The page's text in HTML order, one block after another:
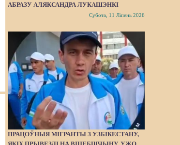
АБРАЗУ АЛЯКСАНДРА ЛУКАШЭНКІ
Субота, 11 Ліпень 2026
ПРАЦОЎНЫЯ МІГРАНТЫ З УЗБІКЕСТАНУ,